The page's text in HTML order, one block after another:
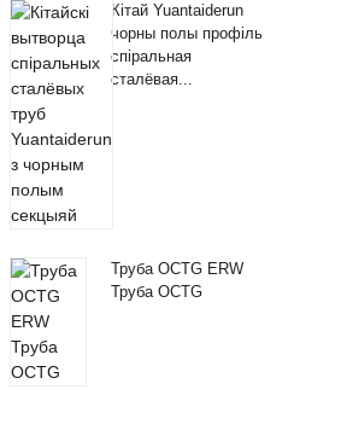
Кітай Yuantaiderun
чорны полы профіль
спіральная
сталёвая...
Труба OCTG ERW
Труба OCTG